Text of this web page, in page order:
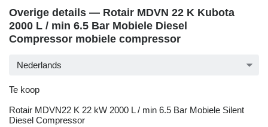
Overige details — Rotair MDVN 22 K Kubota
2000 L / min 6.5 Bar Mobiele Diesel
Compressor mobiele compressor
Nederlands
Te koop
Rotair MDVN22 K 22 kW 2000 L / min 6.5 Bar Mobiele Silent
Diesel Compressor